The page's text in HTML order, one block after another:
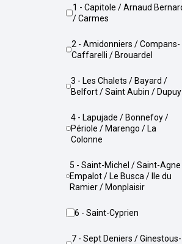
1 - Capitole / Arnaud Bernard
/ Carmes
2 - Amidonniers / Compans-
Caffarelli / Brouardel
3 - Les Chalets / Bayard /
Belfort / Saint Aubin / Dupuy
4 - Lapujade / Bonnefoy /
Périole / Marengo / La
Colonne
5 - Saint-Michel / Saint-Agne /
Empalot / Le Busca / Ile du
Ramier / Monplaisir
6 - Saint-Cyprien
7 - Sept Deniers / Ginestous-